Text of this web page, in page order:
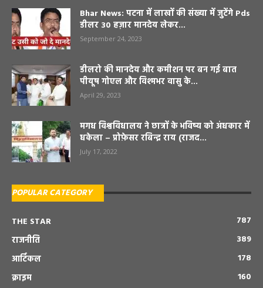
Bhar News: पटना में लाखों की संख्या में जुटेंगे Pds
डीलर 30 हज़ार मानदेय लेकर...
September 24, 2023
डीलरो की मानदेय और कमीशन पर बन गई बात
पीयूष गोएल और विश्मभर वासु के...
April 29, 2023
मगध विश्वविधालय ने छात्रों के भविष्य को अंधकार में
धकेला – प्रोफ़ेसर रबिन्द्र राय (राजद...
July 17, 2022
POPULAR CATEGORY
THE STAR
787
राजनीति
389
आर्टिकल
178
क्राइम
160